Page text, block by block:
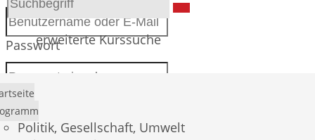
erweiterte Kurssuche
Politik, Gesellschaft, Umwelt
Passwort
Anmelden